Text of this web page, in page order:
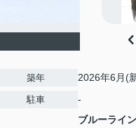
築年 2026年6月(
駐車 -
ブルーライン